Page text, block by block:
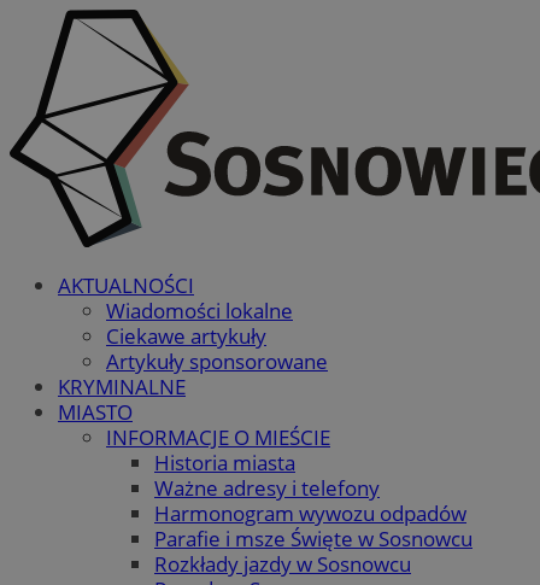
AKTUALNOŚCI
Wiadomości lokalne
Ciekawe artykuły
Artykuły sponsorowane
KRYMINALNE
MIASTO
INFORMACJE O MIEŚCIE
Historia miasta
Ważne adresy i telefony
Harmonogram wywozu odpadów
Parafie i msze Święte w Sosnowcu
Rozkłady jazdy w Sosnowcu